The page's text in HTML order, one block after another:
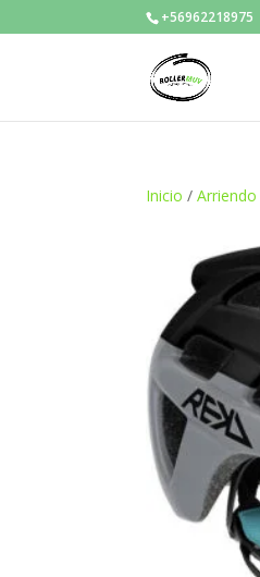
+56962218975
Inicio /Arriendo